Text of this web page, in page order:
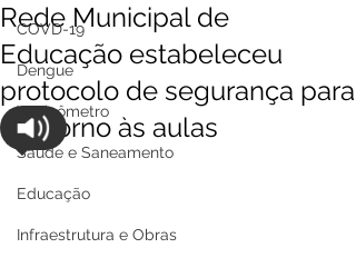
COVD-19
Dengue
Vacinômetro
Saúde e Saneamento
Educação
Infraestrutura e Obras
Rede Municipal de
Educação estabeleceu
protocolo de segurança para
o retorno às aulas